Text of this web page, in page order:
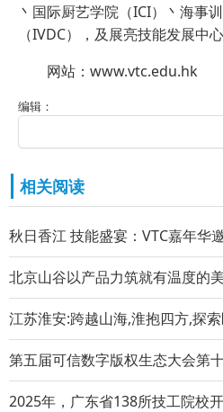
丶国际厨艺学院（ICI）丶海事
（IVDC），及展亮技能发展中心
网站：www.vtc.edu.hk
编辑：
相关阅读
秋日香江 技能盛宴：VTC嘉年华
北京山谷以产品力筑就有温度的
江苏淮安:跨越山海,淮抱四方,探
第五届可信数字版权生态大会第
2025年，广东省138所技工院校